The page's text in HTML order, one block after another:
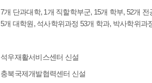
7개 단과대학, 1개 직할학부군, 15개 학부, 52개 전
5개 대학원, 석사학위과정 53개 학과, 박사학위과
석우재활서비스센터 신설
충북국제개발협력센터 신설